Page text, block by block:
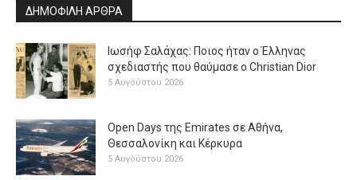
ΔΗΜΟΦΙΛΗ ΑΡΘΡΑ
Ιωσήφ Σαλάχας: Ποιος ήταν ο Έλληνας
σχεδιαστής που θαύμασε ο Christian Dior
5 Αυγούστου 2026
Open Days της Emirates σε Αθήνα,
Θεσσαλονίκη και Κέρκυρα
5 Αυγούστου 2026